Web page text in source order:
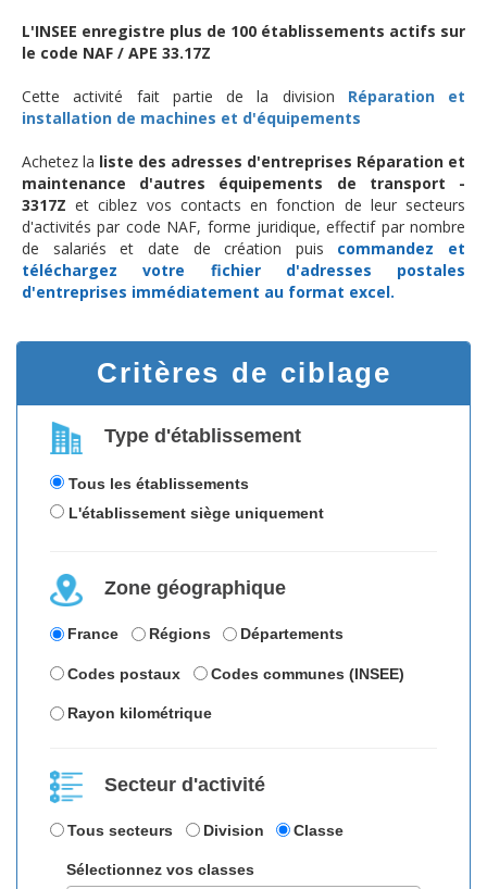
L'INSEE enregistre plus de 100 établissements actifs sur
le code NAF / APE 33.17Z
Cette activité fait partie de la division Réparation et
installation de machines et d'équipements
Achetez la liste des adresses d'entreprises Réparation et
maintenance d'autres équipements de transport -
3317Z et ciblez vos contacts en fonction de leur secteurs
d'activités par code NAF, forme juridique, effectif par nombre
de salariés et date de création puis commandez et
téléchargezvotre fichier d'adresses postales
d'entreprises immédiatement au format excel.
Critères de ciblage
Type d'établissement
Tous les établissements
L'établissement siège uniquement
Zone géographique
France Régions Départements
Codes postaux Codes communes (INSEE)
Rayon kilométrique
Secteur d'activité
Tous secteurs Division Classe
Sélectionnez vos classes